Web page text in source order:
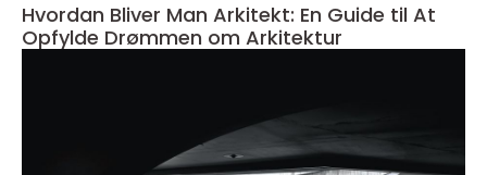
Hvordan Bliver Man Arkitekt: En Guide til At
Opfylde Drømmen om Arkitektur